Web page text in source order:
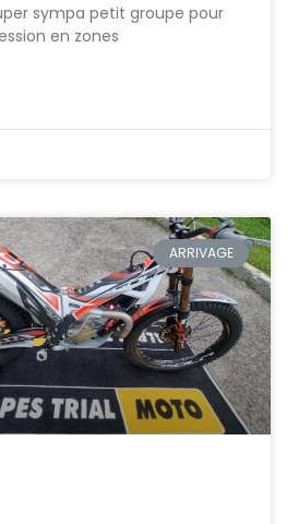
sympa petit groupe pour
en zones
ARRIVAGE